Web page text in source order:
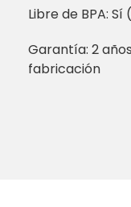
Libre de BPA: Sí
Garantía: 2
fabricación